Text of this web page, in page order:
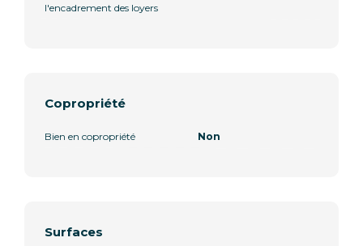
l'encadrement des loyers
Copropriété
Bien en copropriété Non
Surfaces